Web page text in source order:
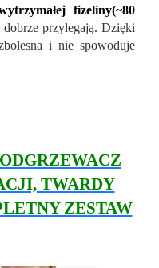
fizeliny(~80
dobrze przylegają. Dzięki
i nie spowoduje
TWARDY
ZESTAW